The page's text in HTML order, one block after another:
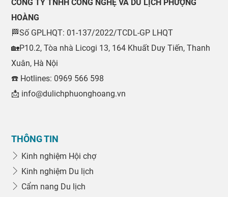
CÔNG TY TNHH CÔNG NGHỆ VÀ DU LỊCH PHƯỢNG
HOÀNG
🏁Số GPLHQT: 01-137/2022/TCDL-GP LHQT
🏡P10.2, Tòa nhà Licogi 13, 164 Khuất Duy Tiến, Thanh
Xuân, Hà Nội
☎️ Hotlines: 0969 566 598
📩 info@dulichphuonghoang.vn
THÔNG TIN
Kinh nghiệm Hội chợ
Kinh nghiệm Du lịch
Cẩm nang Du lịch
0969 566 598